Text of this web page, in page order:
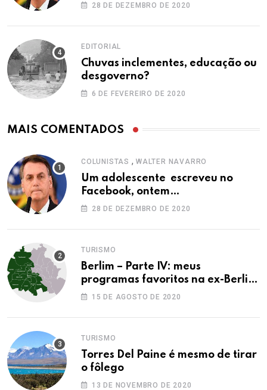
28 DE DEZEMBRO DE 2020
EDITORIAL
Chuvas inclementes, educação ou
desgoverno?
6 DE FEVEREIRO DE 2020
MAIS COMENTADOS
COLUNISTAS , WALTER NAVARRO
Um adolescente escreveu no
Facebook, ontem…
28 DE DEZEMBRO DE 2020
TURISMO
Berlim – Parte IV: meus
programas favoritos na ex-Berlim
Ocidental
15 DE AGOSTO DE 2020
TURISMO
Torres Del Paine é mesmo de tirar
o fôlego
13 DE NOVEMBRO DE 2020